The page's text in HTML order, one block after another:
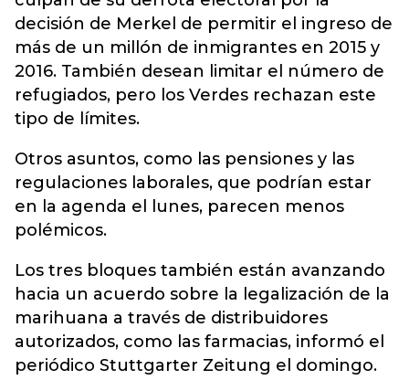
decisión de Merkel de permitir el ingreso de
más de un millón de inmigrantes en 2015 y
2016. También desean limitar el número de
refugiados, pero los Verdes rechazan este
tipo de límites.
Otros asuntos, como las pensiones y las
regulaciones laborales, que podrían estar
en la agenda el lunes, parecen menos
polémicos.
Los tres bloques también están avanzando
hacia un acuerdo sobre la legalización de la
marihuana a través de distribuidores
autorizados, como las farmacias, informó el
periódico Stuttgarter Zeitung el domingo.